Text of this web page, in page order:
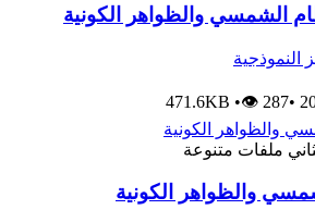
الشمسي والظواهر الكونية
النموذجية
•
471.6KB •👁 287
ملفات متنوعة
والظواهر الكونية